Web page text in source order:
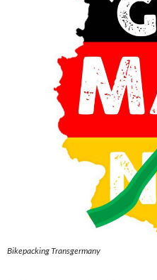
Bikepacking Transgermany